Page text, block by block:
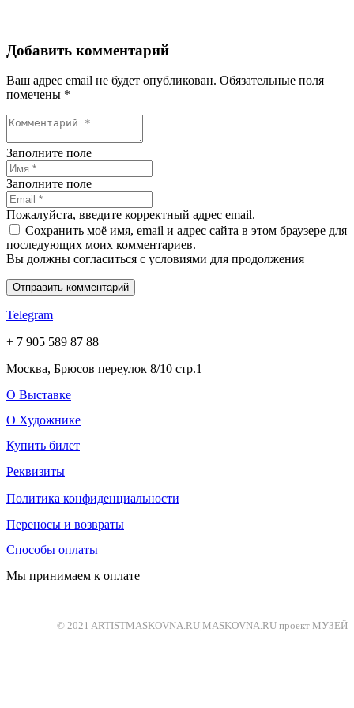
Добавить комментарий
Ваш адрес email не будет опубликован. Обязательные поля
помечены *
Заполните поле
Заполните поле
Пожалуйста, введите корректный адрес email.
Сохранить моё имя, email и адрес сайта в этом браузере для
последующих моих комментариев.
Вы должны согласиться с условиями для продолжения
Отправить комментарий
Telegram
+ 7 905 589 87 88
Москва, Брюсов переулок 8/10 стр.1
О Выставке
О Художнике
Купить билет
Реквизиты
Политика конфиденциальности
Переносы и возвраты
Способы оплаты
Мы принимаем к оплате
© 2021 ARTISTMASKOVNA.RU|MASKOVNA.RU проект МУЗЕЙ